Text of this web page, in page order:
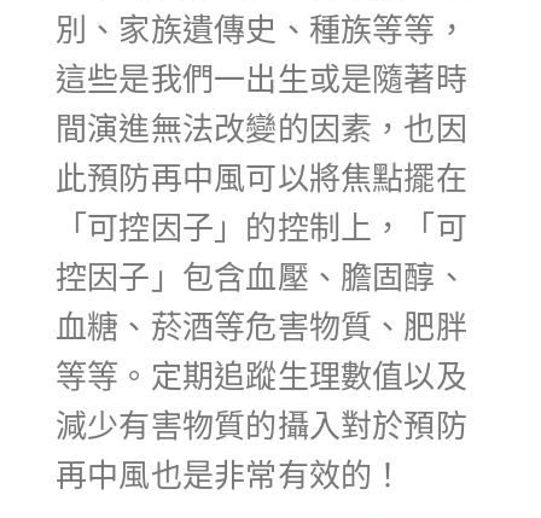
別、家族遺傳史、種族等等，
這些是我們一出生或是隨著時
間演進無法改變的因素，也因
此預防再中風可以將焦點擺在
「可控因子」的控制上，「可
控因子」包含血壓、膽固醇、
血糖、菸酒等危害物質、肥胖
等等。定期追蹤生理數值以及
減少有害物質的攝入對於預防
再中風也是非常有效的！